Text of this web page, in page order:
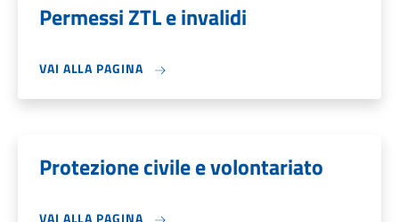
Permessi ZTL e invalidi
VAI ALLA PAGINA
Protezione civile e volontariato
VAI ALLA PAGINA